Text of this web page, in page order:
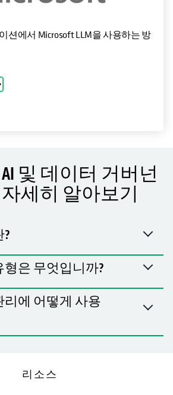
션에서 Microsoft LLM을 사용하는 방
및 데이터 거버넌
세히 알아보기
?
형은 무엇입니까?
리에 어떻게 사용
리소스